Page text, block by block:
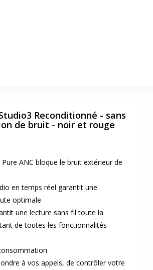
Reconditionné - sans
de bruit - noir et rouge
ANC bloque le bruit extérieur de
en temps réel garantit une
optimale
une lecture sans fil toute la
de toutes les fonctionnalités
à vos appels, de contrôler votre